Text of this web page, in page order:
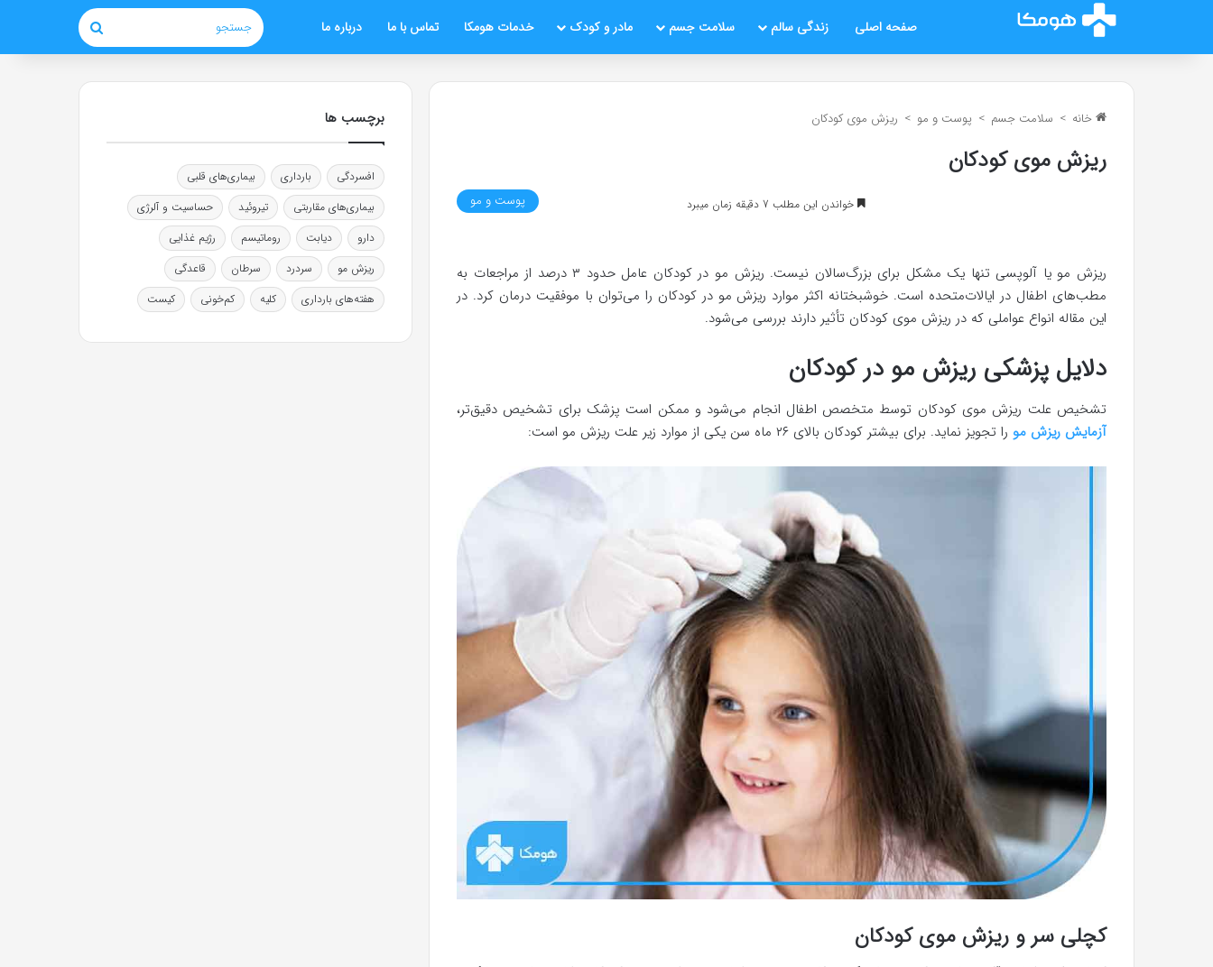
صفحه اصلی زندگی سالم سلامت جسم مادر و کودک خدمات هومکا تماس با ما درباره ما جستجو
خانه > سلامت جسم > پوست و مو > ریزش موی کودکان
ریزش موی کودکان
خواندن این مطلب 7 دقیقه زمان میبرد پوست و مو
ریزش مو یا آلوپسی تنها یک مشکل برای بزرگ‌سالان نیست. ریزش مو در کودکان عامل حدود ۳ درصد از مراجعات به
مطب‌های اطفال در ایالات‌متحده است. خوشبختانه اکثر موارد ریزش مو در کودکان را می‌توان با موفقیت درمان کرد. در
این مقاله انواع عواملی که در ریزش موی کودکان تأثیر دارند بررسی می‌شود.
دلایل پزشکی ریزش مو در کودکان
تشخیص علت ریزش موی کودکان توسط متخصص اطفال انجام می‌شود و ممکن است پزشک برای تشخیص دقیق‌تر،
آزمایش ریزش مو را تجویز نماید. برای بیشتر کودکان بالای ۲۶ ماه سن یکی از موارد زیر علت ریزش مو است:
کچلی سر و ریزش موی کودکان
برچسب ها
افسردگی بارداری
بیماری‌های قلبی
بیماری‌های مقاربتی
تیروئید
حساسیت و آلرژی
دارو
دیابت روماتیسم
رژیم غذایی
ریزش مو
سردرد سرطان
قاعدگی
هفته‌های بارداری
کلیه کم‌خونی کیست